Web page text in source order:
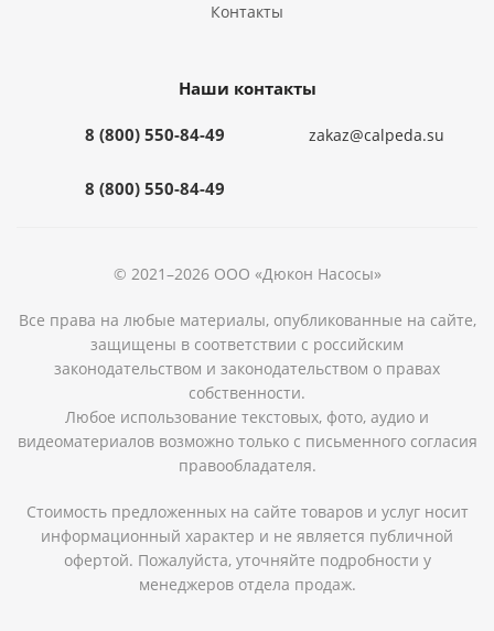
Контакты
Наши контакты
8 (800) 550-84-49
8 (800) 550-84-49
zakaz@calpeda.su
© 2021–2026 ООО «Дюкон Насосы»
Все права на любые материалы, опубликованные на сайте,
защищены в соответствии с российским
законодательством и законодательством о правах
собственности.
Любое использование текстовых, фото, аудио и
видеоматериалов возможно только с письменного согласия
правообладателя.
Стоимость предложенных на сайте товаров и услуг носит
информационный характер и не является публичной
офертой. Пожалуйста, уточняйте подробности у
менеджеров отдела продаж.